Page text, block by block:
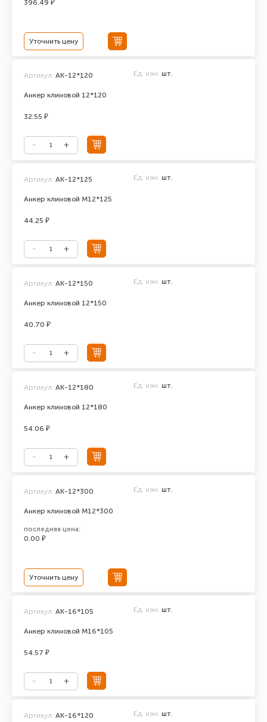
396.49 ₽
Уточнить цену
Анкер клиновой 12*120
Артикул: АК-12*120 Ед. изм. шт.
32.55 ₽
Анкер клиновой М12*125
Артикул: АК-12*125 Ед. изм. шт.
44.25 ₽
Анкер клиновой 12*150
Артикул: АК-12*150 Ед. изм. шт.
40.70 ₽
Анкер клиновой 12*180
Артикул: АК-12*180 Ед. изм. шт.
54.06 ₽
Анкер клиновой М12*300
Артикул: AK-12*300 Ед. изм. шт.
последняя цена:
0.00 ₽
Уточнить цену
Анкер клиновой М16*105
Артикул: АК-16*105 Ед. изм. шт.
54.57 ₽
Артикул: АК-16*120 Ед. изм. шт.